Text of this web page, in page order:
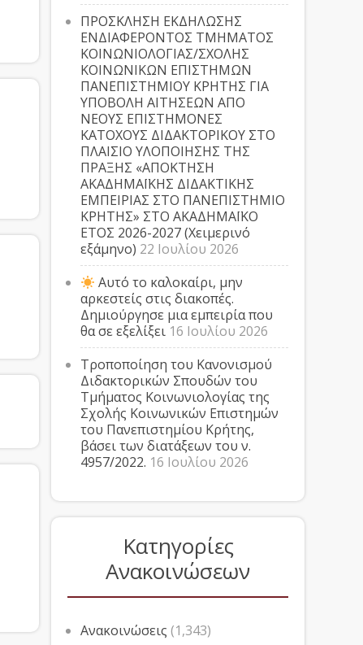
ΠΡΟΣΚΛΗΣΗ ΕΚΔΗΛΩΣΗΣ
ΕΝΔΙΑΦΕΡΟΝΤΟΣ ΤΜΗΜΑΤΟΣ
ΚΟΙΝΩΝΙΟΛΟΓΙΑΣ/ΣΧΟΛΗΣ
ΚΟΙΝΩΝΙΚΩΝ ΕΠΙΣΤΗΜΩΝ
ΠΑΝΕΠΙΣΤΗΜΙΟΥ ΚΡΗΤΗΣ ΓΙΑ
ΥΠΟΒΟΛΗ ΑΙΤΗΣΕΩΝ ΑΠΟ
ΝΕΟΥΣ ΕΠΙΣΤΗΜΟΝΕΣ
ΚΑΤΟΧΟΥΣ ΔΙΔΑΚΤΟΡΙΚΟΥ ΣΤΟ
ΠΛΑΙΣΙΟ ΥΛΟΠΟΙΗΣΗΣ ΤΗΣ
ΠΡΑΞΗΣ «ΑΠΟΚΤΗΣΗ
ΑΚΑΔΗΜΑΪΚΗΣ ΔΙΔΑΚΤΙΚΗΣ
ΕΜΠΕΙΡΙΑΣ ΣΤΟ ΠΑΝΕΠΙΣΤΗΜΙΟ
ΚΡΗΤΗΣ» ΣΤΟ ΑΚΑΔΗΜΑΪΚΟ
ΕΤΟΣ 2026-2027 (Χειμερινό
εξάμηνο) 22 Ιουλίου 2026
Αυτό το καλοκαίρι, μην
αρκεστείς στις διακοπές.
Δημιούργησε μια εμπειρία που
θα σε εξελίξει 16 Ιουλίου 2026
Τροποποίηση του Κανονισμού
Διδακτορικών Σπουδών του
Τμήματος Κοινωνιολογίας της
Σχολής Κοινωνικών Επιστημών
του Πανεπιστημίου Κρήτης,
βάσει των διατάξεων του ν.
4957/2022. 16 Ιουλίου 2026
Κατηγορίες
Ανακοινώσεων
Ανακοινώσεις (1,343)